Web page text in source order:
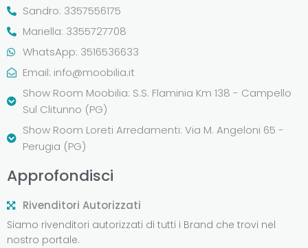
Sandro: 3357556175
Mariella: 3355727708
WhatsApp: 3516536633
Email: info@moobilia.it
Show Room Moobilia: S.S. Flaminia Km 138 - Campello
Sul Clitunno (PG)
Show Room Loreti Arredamenti: Via M. Angeloni 65 -
Perugia (PG)
Approfondisci
Rivenditori Autorizzati
Siamo rivenditori autorizzati di tutti i Brand che trovi nel
nostro portale.